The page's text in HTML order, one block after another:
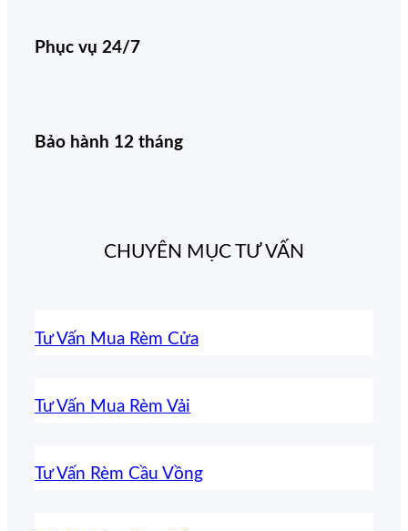
Phục vụ 24/7
Bảo hành 12 tháng
CHUYÊN MỤC TƯ VẤN
Tư Vấn Mua Rèm Cửa
Tư Vấn Mua Rèm Vải
Tư Vấn Rèm Cầu Vồng